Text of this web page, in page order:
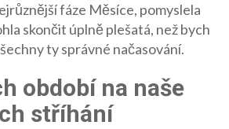
fáze Měsíce, pomyslela
skončit úplně plešatá, než bych
ty správné načasování.
období na naše
stříhání